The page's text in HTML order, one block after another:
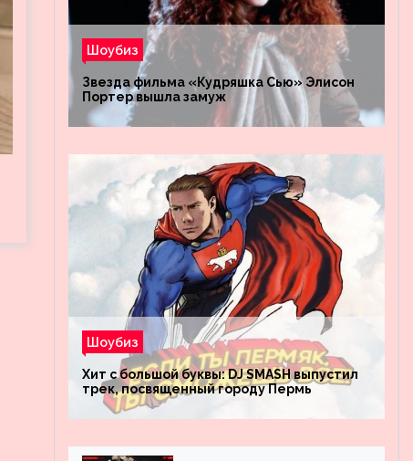
Шоубиз
Звезда фильма «Кудряшка Сью» Элисон
Портер вышла замуж
Шоубиз
Хит с большой буквы: DJ SMASH выпустил
трек, посвященный городу Пермь